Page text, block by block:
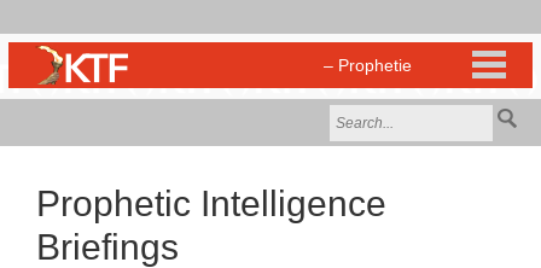
Prophetic Intelligence
Briefings